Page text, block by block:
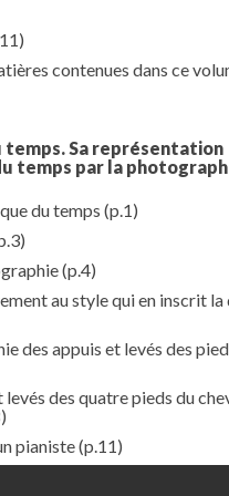
contenues dans ce
temps. Sa représentation
temps par la
du temps (p.1)
(p.4)
au style qui en inscrit la
des appuis et levés des
des quatre pieds du
pianiste(p.11)